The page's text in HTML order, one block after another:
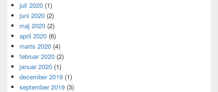
juli 2020 (1)
juni 2020 (2)
maj 2020 (2)
april 2020 (6)
marts 2020 (4)
februar 2020 (2)
januar 2020 (1)
december 2019 (1)
september 2019 (3)